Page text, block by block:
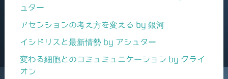
ュター
アセンションの考え方を変える by 銀河
イシドリスと最新情勢 by アシュター
変わる細胞とのコミュミュニケーション by クライ
オン